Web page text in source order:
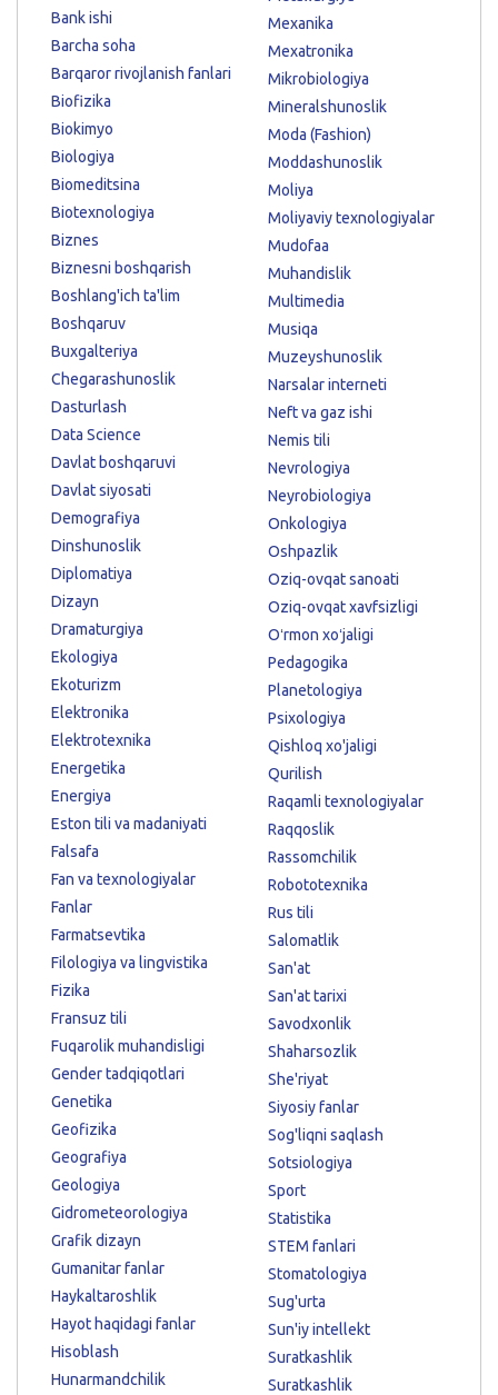
Bank ishi
Barcha soha
Barqaror rivojlanish fanlari
Biofizika
Biokimyo
Biologiya
Biomeditsina
Biotexnologiya
Biznes
Biznesni boshqarish
Boshlang'ich ta'lim
Boshqaruv
Buxgalteriya
Chegarashunoslik
Dasturlash
Data Science
Davlat boshqaruvi
Davlat siyosati
Demografiya
Dinshunoslik
Diplomatiya
Dizayn
Dramaturgiya
Ekologiya
Ekoturizm
Elektronika
Elektrotexnika
Energetika
Energiya
Eston tili va madaniyati
Falsafa
Fan va texnologiyalar
Fanlar
Farmatsevtika
Filologiya va lingvistika
Fizika
Fransuz tili
Fuqarolik muhandisligi
Gender tadqiqotlari
Genetika
Geofizika
Geografiya
Geologiya
Gidrometeorologiya
Grafik dizayn
Gumanitar fanlar
Haykaltaroshlik
Hayot haqidagi fanlar
Hisoblash
Hunarmandchilik
Mexanika
Mexatronika
Mikrobiologiya
Mineralshunoslik
Moda (Fashion)
Moddashunoslik
Moliya
Moliyaviy texnologiyalar
Mudofaa
Muhandislik
Multimedia
Musiqa
Muzeyshunoslik
Narsalar interneti
Neft va gaz ishi
Nemis tili
Nevrologiya
Neyrobiologiya
Onkologiya
Oshpazlik
Oziq-ovqat sanoati
Oziq-ovqat xavfsizligi
Oʻrmon xoʻjaligi
Pedagogika
Planetologiya
Psixologiya
Qishloq xo'jaligi
Qurilish
Raqamli texnologiyalar
Raqqoslik
Rassomchilik
Robototexnika
Rus tili
Salomatlik
San'at
San'at tarixi
Savodxonlik
Shaharsozlik
She'riyat
Siyosiy fanlar
Sog'liqni saqlash
Sotsiologiya
Sport
Statistika
STEM fanlari
Stomatologiya
Sug'urta
Sun'iy intellekt
Suratkashlik
Suratkashlik